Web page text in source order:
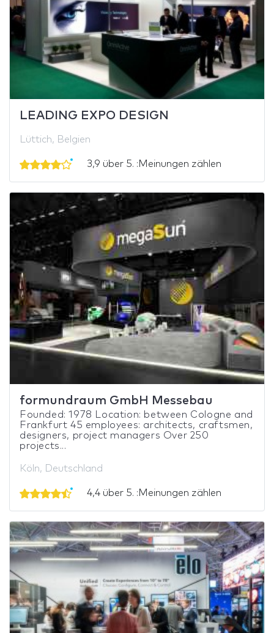
LEADING EXPO DESIGN
Lüttich, Belgien
3,9 über 5. :Meinungen zählen
formundraum GmbH Messebau
Founded: 1978 Location: between Cologne and
Frankfurt 45 employees: architects, craftsmen,
designers, project managers Over 250
projects...
Köln, Deutschland
4,4 über 5. :Meinungen zählen